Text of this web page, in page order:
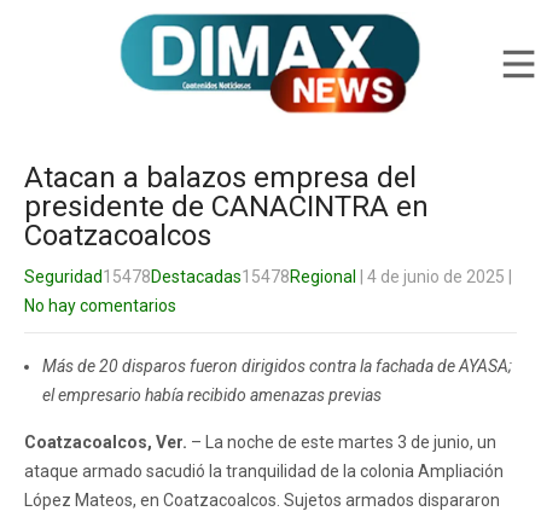
Atacan a balazos empresa del
presidente de CANACINTRA en
Coatzacoalcos
Seguridad15478Destacadas15478Regional | 4 de junio de 2025
No hay comentarios
Más de 20 disparos fueron dirigidos contra la fachada de AYASA;
el empresario había recibido amenazas previas
Coatzacoalcos, Ver. – La noche de este martes 3 de junio, un
ataque armado sacudió la tranquilidad de la colonia Ampliación
López Mateos, en Coatzacoalcos. Sujetos armados dispararon